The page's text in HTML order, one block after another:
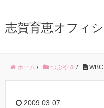
志賀育恵オフィ
ホーム / つぶやき / WBC
2009.03.07